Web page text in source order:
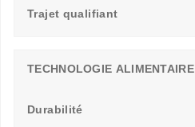
Trajet qualifiant
TECHNOLOGIE ALIMENTAIRE
Durabilité